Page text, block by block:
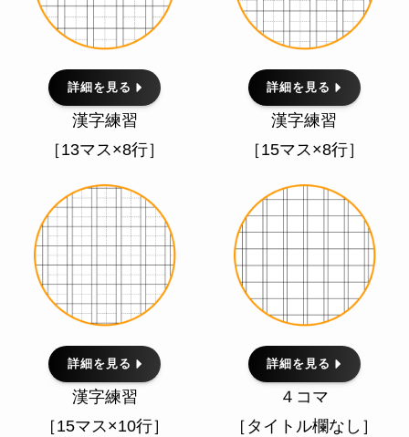
詳細を見る 詳細を見る
漢字練習
［13マス×8行］
詳細を見る
漢字練習
［15マス×8行］
詳細を見る
漢字練習
［15マス×10行］
４コマ
［タイトル欄なし］